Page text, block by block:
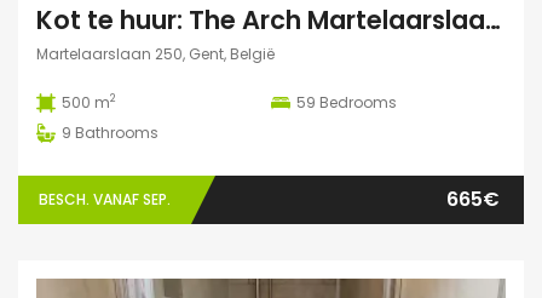
Kot te huur: The Arch Martelaarslaan 250
Martelaarslaan 250, Gent, België
500 m2 59 Bedrooms
9 Bathrooms
BESCH. VANAF SEP. 665€